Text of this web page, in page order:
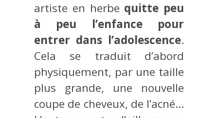
artiste en herbe quitte peu
à peu l’enfance pour
entrer dans l’adolescence.
Cela se traduit d’abord
physiquement, par une taille
plus grande, une nouvelle
coupe de cheveux, de l’acné…